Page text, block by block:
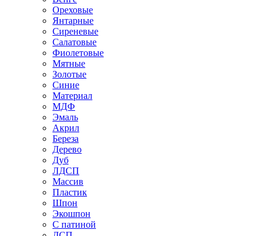
Ореховые
Янтарные
Сиреневые
Салатовые
Фиолетовые
Мятные
Золотые
Синие
Материал
МДФ
Эмаль
Акрил
Береза
Дерево
Дуб
ЛДСП
Массив
Пластик
Шпон
Экошпон
С патиной